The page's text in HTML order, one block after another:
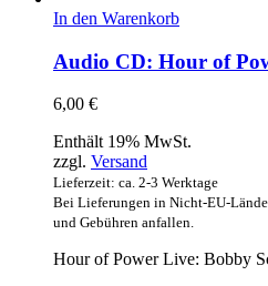
In den Warenkorb
Audio CD: Hour of
6,00 €
Enthält 19% MwSt.
zzgl. Versand
Lieferzeit: ca. 2-3 Werktage
Bei Lieferungen in Nicht-EU-
und Gebühren anfallen.
Hour of Power Live: Bobby